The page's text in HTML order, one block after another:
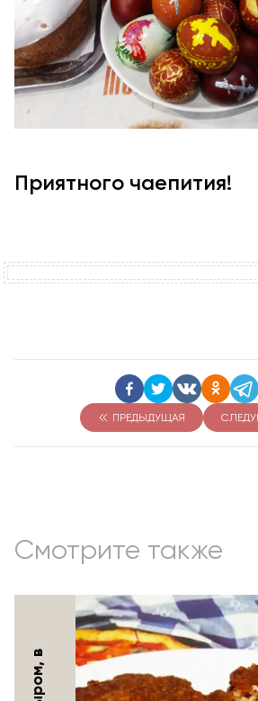
Приятного чаепития!
ПРЕДЫДУЩАЯ
Смотрите также